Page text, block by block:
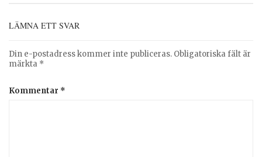
LÄMNA ETT SVAR
Din e-postadress kommer inte publiceras. Obligatoriska fält är
märkta *
Kommentar *